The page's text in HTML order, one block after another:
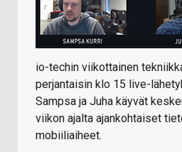
io-techin viikottainen
perjantaisin klo 15 live-
Sampsa ja Juha käyvät
viikon ajalta ajankohtaiset
mobiiliaiheet.